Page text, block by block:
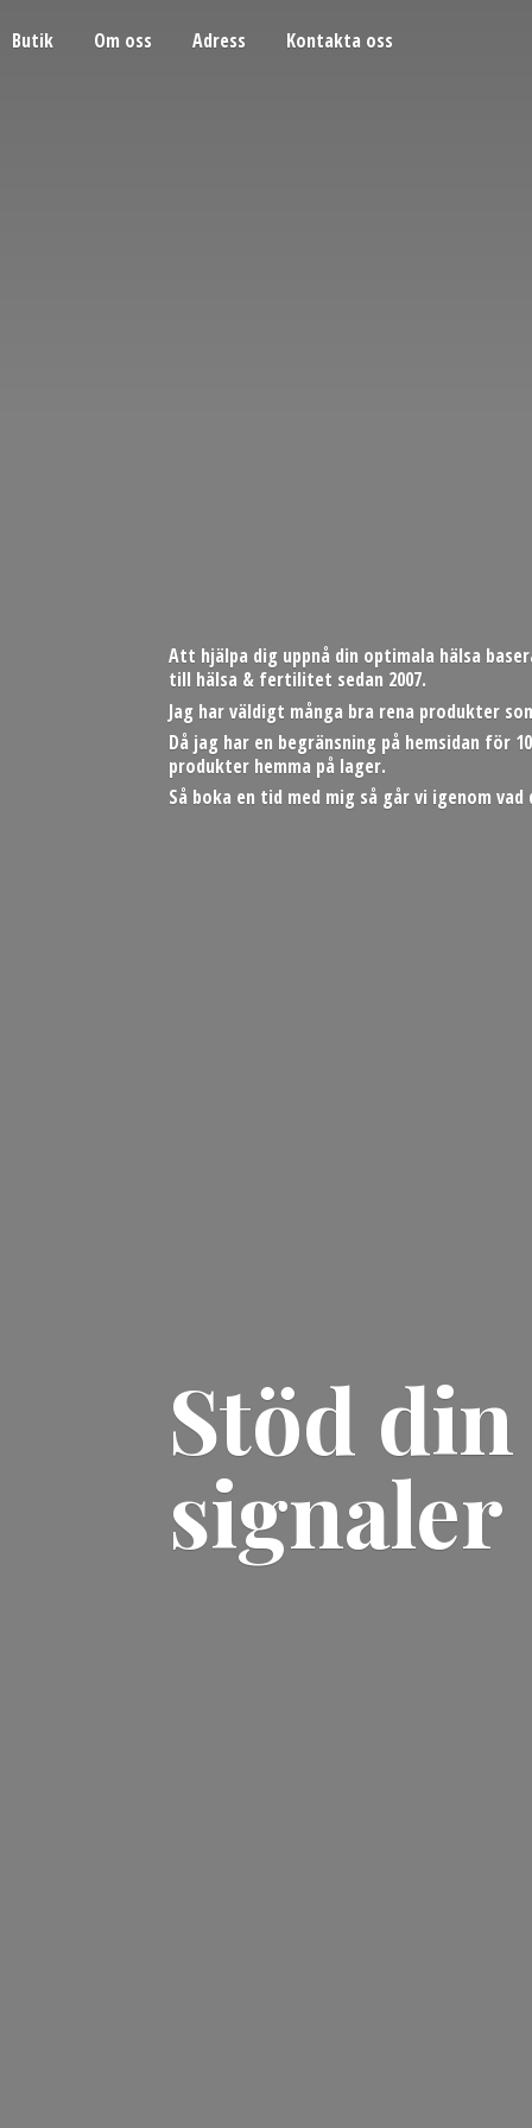
Butik Om oss Adress Kontakta oss
Stöd
signaler
Att hjälpa dig uppnå din optimala hälsa
till hälsa & fertilitet sedan 2007.
Jag har väldigt många bra rena produkter
Då jag har en begränsning på hemsidan
produkter hemma på lager.
Så boka en tid med mig så går vi igenom